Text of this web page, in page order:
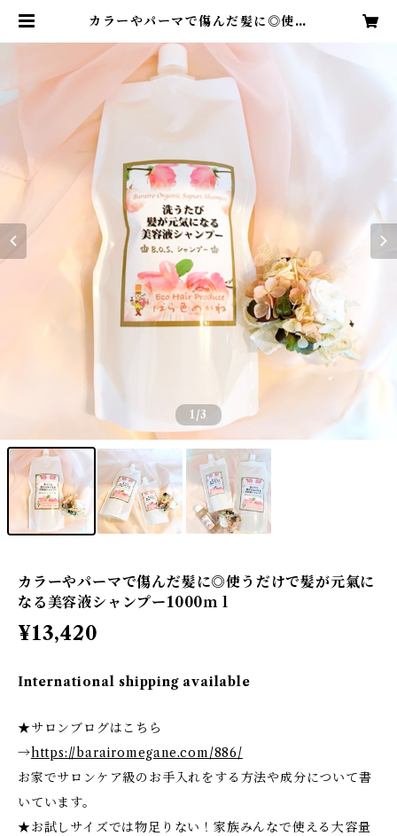
カラーやパーマで傷んだ髪に◎使う
プー1000ｍｌ | 髪と頭皮のクリニッ
ク美容室ばら色めがね
1/3
カラーやパーマで傷んだ髪に◎使うだけで髪が元氣に
なる美容液シャンプー1000ｍｌ
¥13,420
International shipping available
★サロンブログはこちら
→https://barairomegane.com/886/
お家でサロンケア級のお手入れをする方法や成分について書
いています。
★お試しサイズでは物足りない！家族みんなで使える大容量